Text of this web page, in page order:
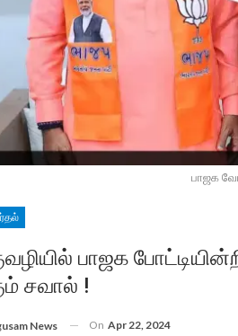
பாஜக
பாஜக
சவால் !
News On Apr 22, 2024